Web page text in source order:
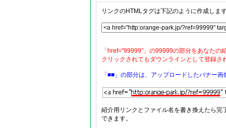
リンクのHTMLタグは下記のように作成しま
「href="99999"」の99999の部分をあなた
クリックされてもダウンラインとして登録さ
「 ■■ 」の部分は、アップロードしたバナー
紹介用リンクとファイル名を書き換えたら
できます。